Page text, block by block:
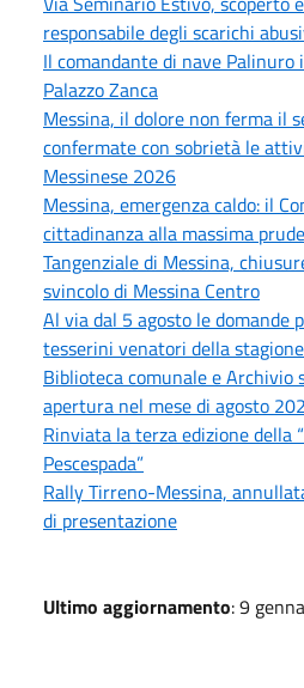
responsabile degli scarichi
Il comandante di nave
Palazzo Zanca
Messina, il dolore non ferma il
confermate con sobrietà le
Messinese 2026
Messina, emergenza caldo: il
cittadinanza alla massima
Tangenziale di Messina,
svincolo di Messina Centro
Al via dal 5 agosto le domande
tesserini venatori della
Biblioteca comunale e Archivio
apertura nel mese di agosto
Rinviata la terza edizione della
Pescespada”
Rally Tirreno-Messina,
di presentazione
Ultimo aggiornamento: 9